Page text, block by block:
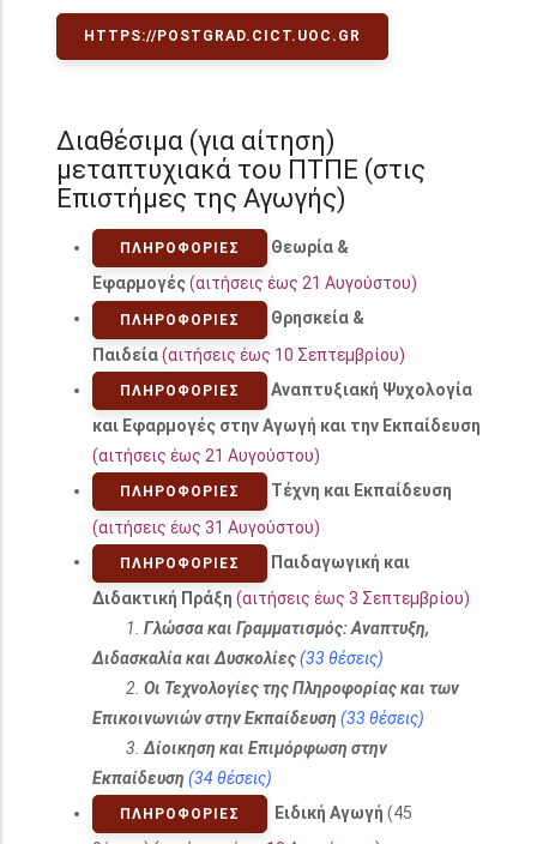
HTTPS://POSTGRAD.CICT.UOC.GR
Διαθέσιμα (για αίτηση)
μεταπτυχιακά του ΠΤΠΕ (στις
Επιστήμες της Αγωγής)
ΠΛΗΡΟΦΟΡΊΕΣ
Θεωρία &
Εφαρμογές(αιτήσεις έως 21 Αυγούστου)
ΠΛΗΡΟΦΟΡΊΕΣ
Θρησκεία &
Παιδεία(αιτήσεις έως 10 Σεπτεμβρίου)
ΠΛΗΡΟΦΟΡΊΕΣ
Αναπτυξιακή Ψυχολογία
και Εφαρμογές στην Αγωγή και την Εκπαίδευση
(αιτήσεις έως 21 Αυγούστου)
ΠΛΗΡΟΦΟΡΊΕΣ
Τέχνη και Εκπαίδευση
(αιτήσεις έως 31 Αυγούστου)
ΠΛΗΡΟΦΟΡΊΕΣ
Παιδαγωγική και
Διδακτική Πράξη (αιτήσεις έως 3 Σεπτεμβρίου)
1. Γλώσσα και Γραμματισμός: Αναπτυξη,
Διδασκαλία και Δυσκολίες(33 θέσεις)
2. Οι Τεχνολογίες της Πληροφορίας και των
Επικοινωνιών στην Εκπαίδευση (33 θέσεις)
3. Δίοικηση και Επιμόρφωση στην
Εκπαίδευση (34 θέσεις)
ΠΛΗΡΟΦΟΡΊΕΣ Ειδική Αγωγή (45